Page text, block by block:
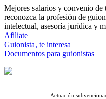
Mejores salarios y convenio
reconozca la profesión de
intelectual, asesoría jurídica y
Afiliate
Guionista, te interesa
Documentos para guionistas
Actuación